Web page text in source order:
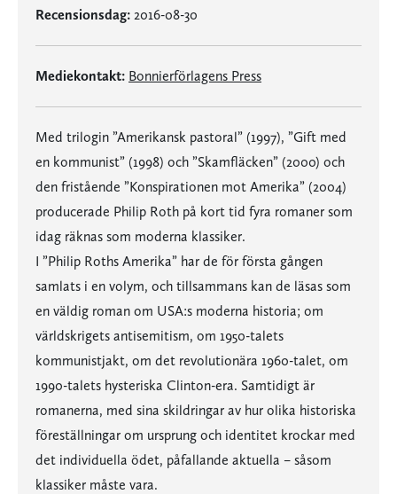
Recensionsdag: 2016-08-30
Mediekontakt: Bonnierförlagens Press
Med trilogin ”Amerikansk pastoral” (1997), ”Gift med
en kommunist” (1998) och ”Skamfläcken” (2000) och
den fristående ”Konspirationen mot Amerika” (2004)
producerade Philip Roth på kort tid fyra romaner som
idag räknas som moderna klassiker.
I ”Philip Roths Amerika” har de för första gången
samlats i en volym, och tillsammans kan de läsas som
en väldig roman om USA:s moderna historia; om
världskrigets antisemitism, om 1950-talets
kommunistjakt, om det revolutionära 1960-talet, om
1990-talets hysteriska Clinton-era. Samtidigt är
romanerna, med sina skildringar av hur olika historiska
föreställningar om ursprung och identitet krockar med
det individuella ödet, påfallande aktuella – såsom
klassiker måste vara.